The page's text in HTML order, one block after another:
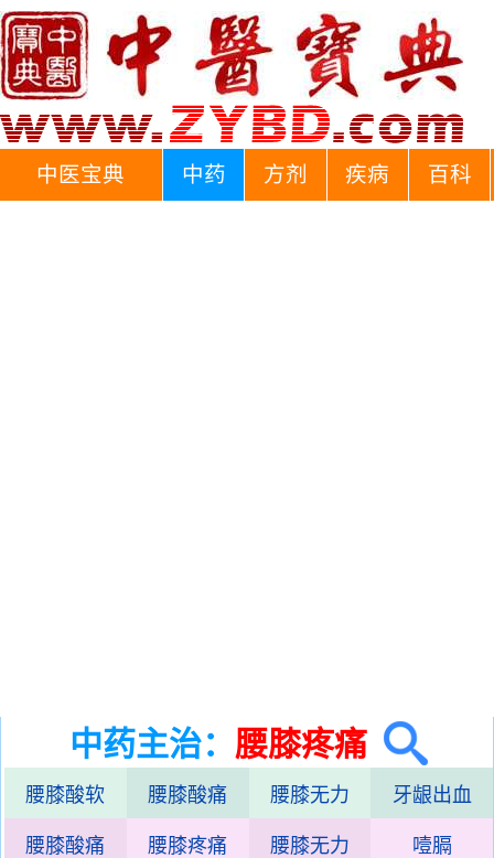
中医宝典 中药 方剂 疾病 百科
中药主治： 腰膝疼痛
腰膝酸软 腰膝酸痛 腰膝无力 牙龈出血
腰膝酸痛 腰膝疼痛 腰膝无力 噎膈